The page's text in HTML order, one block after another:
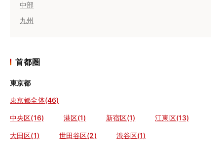
中部
九州
首都圏
東京都
東京都全体(46)
中央区(16) 港区(1) 新宿区(1) 江東区(13)
大田区(1) 世田谷区(2) 渋谷区(1)